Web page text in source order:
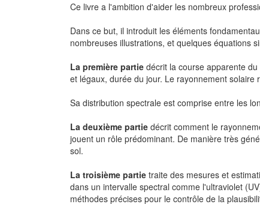
Ce livre a l'ambition d'aider les nombreux
Dans ce but, il introduit les éléments
nombreuses illustrations, et quelques équations
La première partie décrit la course apparente
et légaux, durée du jour. Le rayonnement
Sa distribution spectrale est comprise entre les
La deuxième partie décrit comment le
jouent un rôle prédominant. De manière très
sol.
La troisième partie traite des mesures et
dans un intervalle spectral comme l'ultraviolet
méthodes précises pour le contrôle de la